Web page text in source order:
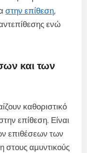
στην επίθεση,
ενώ
και των
καθοριστικό
επίθεση. Είναι
επιθέσεων των
αμυντικούς